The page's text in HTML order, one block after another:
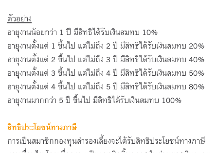
ตัวอย่าง
อายุงานน้อยกว่า 1 ปี มีสิทธิได้รับเงินสมทบ 10%
อายุงานตั้งแต่ 1 ขึ้นไป แต่ไม่ถึง 2 ปี มีสิทธิได้รับเงินสมทบ 20%
อายุงานตั้งแต่ 2 ขึ้นไป แต่ไม่ถึง 3 ปี มีสิทธิได้รับเงินสมทบ 40%
อายุงานตั้งแต่ 3 ขึ้นไป แต่ไม่ถึง 4 ปี มีสิทธิได้รับเงินสมทบ 50%
อายุงานตั้งแต่ 4 ขึ้นไป แต่ไม่ถึง 5 ปี มีสิทธิได้รับเงินสมทบ 80%
อายุงานมากกว่า 5 ปี ขึ้นไป มีสิทธิได้รับเงินสมทบ 100%
สิทธิประโยชน์ทางภาษี
การเป็นสมาชิกกองทุนสำรองเลี้ยงจะได้รับสิทธิประโยชน์ทางภาษี